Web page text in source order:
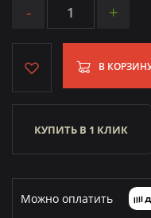
- +
В
КУПИТЬ В 1 КЛИК
Можно оплатить